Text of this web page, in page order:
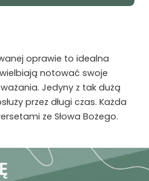
oprawie to idealna
notować swoje
Jedyny z tak dużą
przez długi czas. Każda
ze Słowa Bożego.